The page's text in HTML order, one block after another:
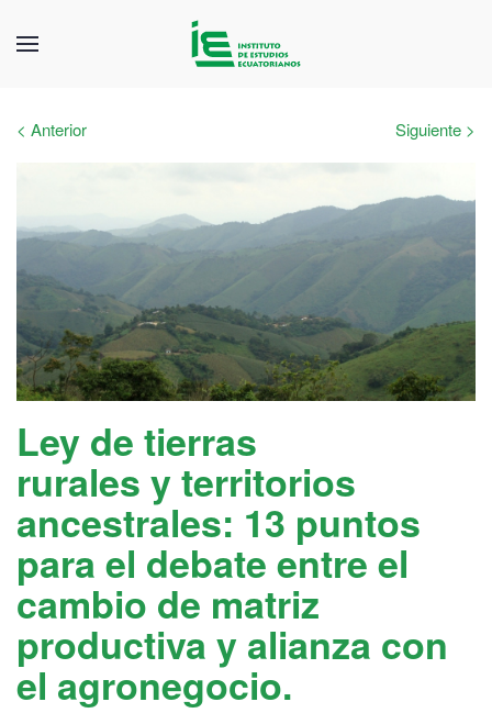
< Anterior Siguiente >
Ley de tierras
rurales y territorios
ancestrales: 13 puntos
para el debate entre el
cambio de matriz
productiva y alianza con
el agronegocio.